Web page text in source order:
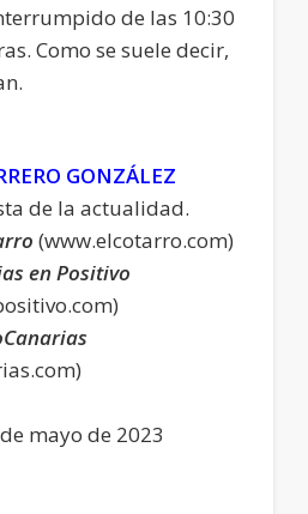
de las 10:30
Como se suele decir,
GONZÁLEZ
de la actualidad.
(www.elcotarro.com)
en Positivo
mayo de 2023